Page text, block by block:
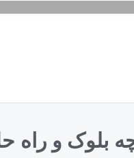
بلوک و راه